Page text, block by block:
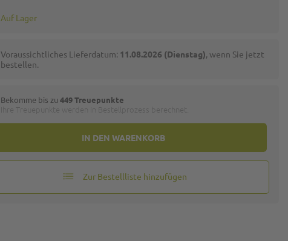
IN DEN WARENKORB
Auf Lager
Voraussichtliches Lieferdatum: 11.08.2026 (Dienstag), wenn Sie jetzt
bestellen.
Bekomme bis zu449 Treuepunkte
Zur Bestellliste hinzufügen